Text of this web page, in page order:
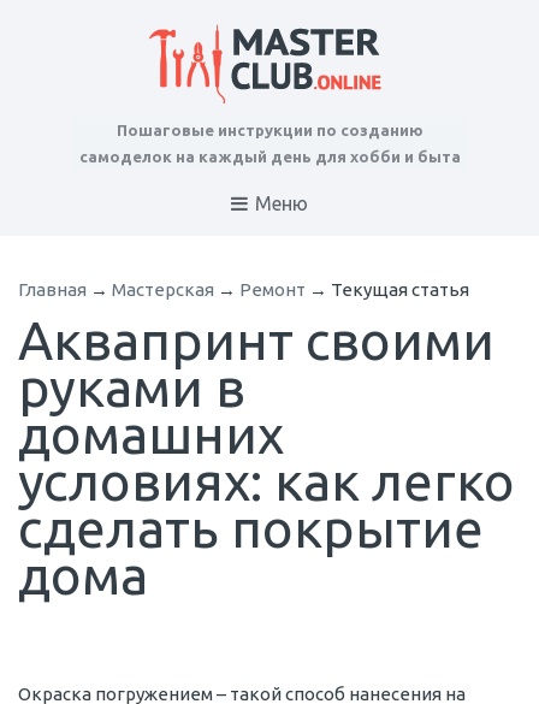
Пошаговые инструкции по созданию
самоделок на каждый день для хобби и быта
Меню
Главная → Мастерская → Ремонт → Текущая статья
Аквапринт своими
руками в
домашних
условиях: как легко
сделать покрытие
дома
Окраска погружением – такой способ нанесения на